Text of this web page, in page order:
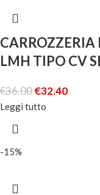
CARROZZERIA
LMH TIPO CV
€36.00€32.40
Leggi tutto
-15%